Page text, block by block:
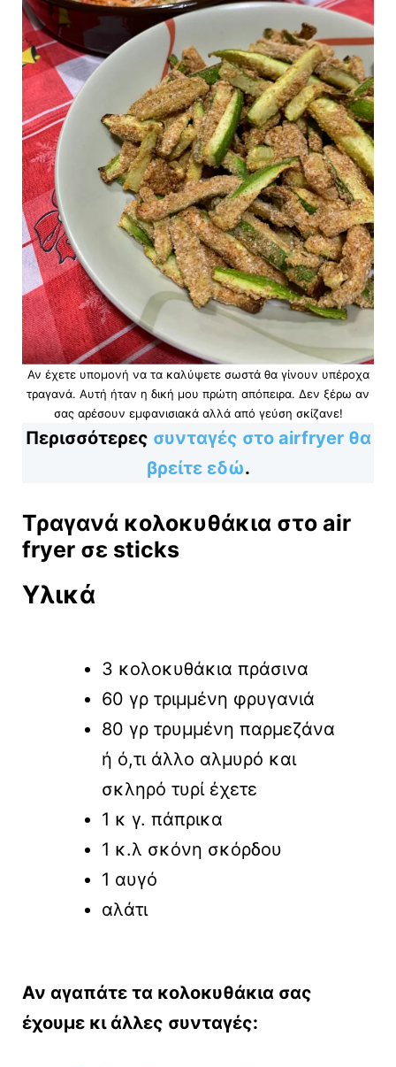
Αν έχετε υπομονή να τα καλύψετε σωστά θα γίνουν υπέροχα
τραγανά. Αυτή ήταν η δική μου πρώτη απόπειρα. Δεν ξέρω αν
σας αρέσουν εμφανισιακά αλλά από γεύση σκίζανε!
Περισσότερες συνταγές στο airfryer θα
βρείτε εδώ.
Τραγανά κολοκυθάκια στο air
fryer σε sticks
Υλικά
3 κολοκυθάκια πράσινα
60 γρ τριμμένη φρυγανιά
80 γρ τρυμμένη παρμεζάνα
ή ό,τι άλλο αλμυρό και
σκληρό τυρί έχετε
1 κ γ. πάπρικα
1 κ.λ σκόνη σκόρδου
1 αυγό
αλάτι
Αν αγαπάτε τα κολοκυθάκια σας
έχουμε κι άλλες συνταγές: